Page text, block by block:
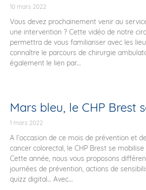
10 mars 2022
Vous devez prochainement venir au
une intervention ? Cette vidéo de notre
permettra de vous familiariser avec les
connaître le parcours de chirurgie
également le lien par...
Mars bleu, le CHP Brest
1 mars 2022
A l’occasion de ce mois de prévention et
cancer colorectal, le CHP Brest se
Cette année, nous vous proposons
journées de prévention, actions de
quizz digital… Avec...